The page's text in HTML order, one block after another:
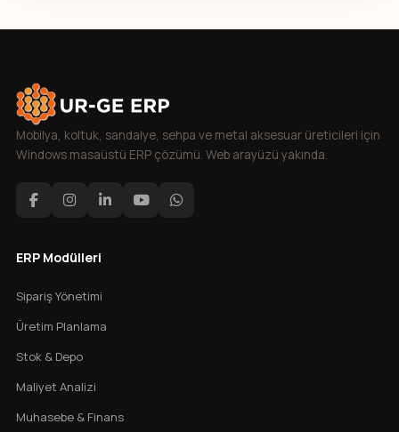
Mobilya, koltuk, sandalye, sehpa ve metal aksesuar üreticileri için
Windows masaüstü ERP çözümü. Web arayüzü yakında.
ERP Modülleri
Sipariş Yönetimi
Üretim Planlama
Stok & Depo
Maliyet Analizi
Muhasebe & Finans